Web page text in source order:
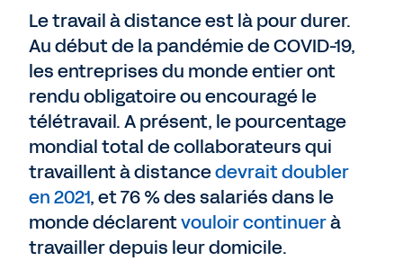
Le travail à distance est là pour durer.
Au début de la pandémie de COVID-19,
les entreprises du monde entier ont
rendu obligatoire ou encouragé le
télétravail. A présent, le pourcentage
mondial total de collaborateurs qui
travaillent à distancedevrait doubler
en 2021, et 76 % des salariés dans le
monde déclarentvouloir continuerà
travailler depuis leur domicile.